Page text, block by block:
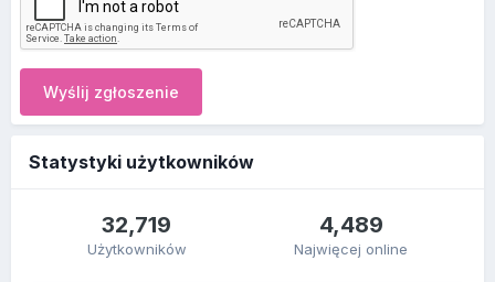
Wyślij zgłoszenie
Statystyki użytkowników
32,719
Użytkowników
4,489
Najwięcej online